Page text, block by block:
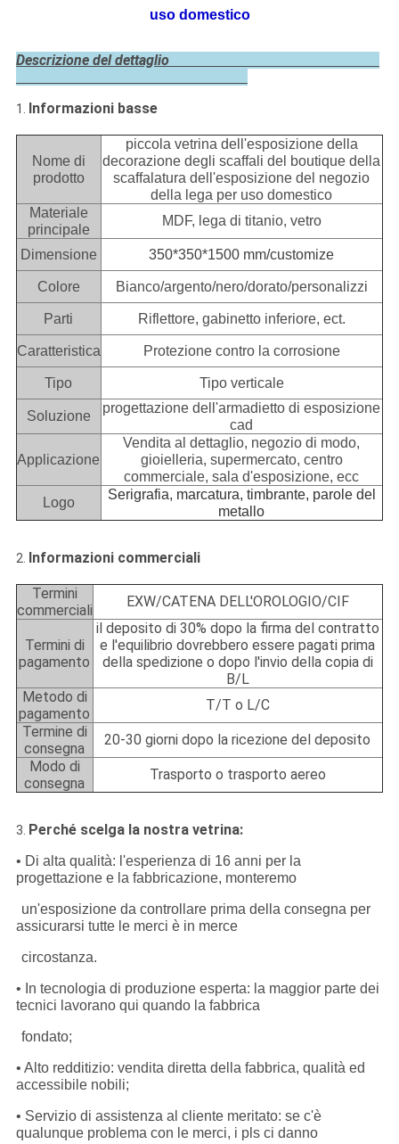
uso domestico
Descrizione del dettaglio
1. Informazioni basse
Nome di
prodotto
piccola vetrina dell'esposizione della
decorazione degli scaffali del boutique della
scaffalatura dell'esposizione del negozio
della lega per uso domestico
Materiale
principale
MDF, lega di titanio, vetro
Dimensione 350*350*1500 mm/customize
Colore Bianco/argento/nero/dorato/personalizzi
Parti Riflettore, gabinetto inferiore, ect.
Caratteristica Protezione contro la corrosione
Tipo Tipo verticale
Soluzione
progettazione dell'armadietto di esposizione
cad
Applicazione
Vendita al dettaglio, negozio di modo,
gioielleria, supermercato, centro
commerciale, sala d'esposizione, ecc
Logo
Serigrafia, marcatura, timbrante, parole del
metallo
2. Informazioni commerciali
Termini
commerciali
EXW/CATENA DELL'OROLOGIO/CIF
Termini di
pagamento
il deposito di 30% dopo la firma del contratto
e l'equilibrio dovrebbero essere pagati prima
della spedizione o dopo l'invio della copia di
B/L
Metodo di
pagamento
T/T o L/C
Termine di
consegna
20-30 giorni dopo la ricezione del deposito
Modo di
consegna
Trasporto o trasporto aereo
3. Perché scelga la nostra vetrina:
• Di alta qualità: l'esperienza di 16 anni per la
progettazione e la fabbricazione, monteremo
un'esposizione da controllare prima della consegna per
assicurarsi tutte le merci è in merce
circostanza.
• In tecnologia di produzione esperta: la maggior parte dei
tecnici lavorano qui quando la fabbrica
fondato;
• Alto redditizio: vendita diretta della fabbrica, qualità ed
accessibile nobili;
• Servizio di assistenza al cliente meritato: se c'è
qualunque problema con le merci, i pls ci danno